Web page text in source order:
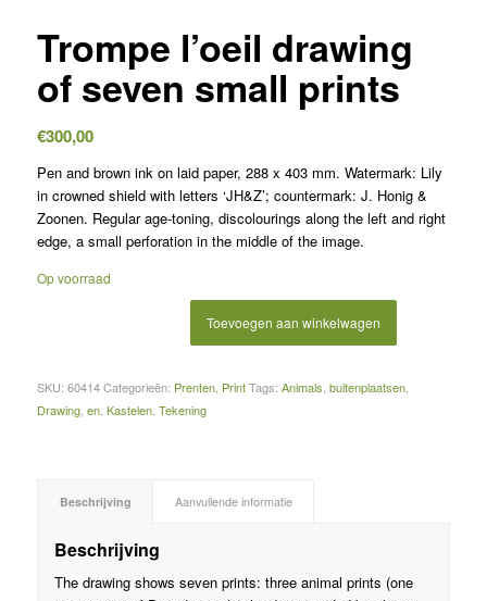
Trompe l’oeil drawing
of seven small prints
€300,00
Pen and brown ink on laid paper, 288 x 403 mm. Watermark: Lily
in crowned shield with letters ‘JH&Z’; countermark: J. Honig &
Zoonen. Regular age-toning, discolourings along the left and right
edge, a small perforation in the middle of the image.
Op voorraad
Toevoegen aan winkelwagen
SKU: 60414 Categorieën: Prenten, Print Tags: Animals, buitenplaatsen,
Drawing, en, Kastelen, Tekening
Beschrijving Aanvullende informatie
Beschrijving
The drawing shows seven prints: three animal prints (one